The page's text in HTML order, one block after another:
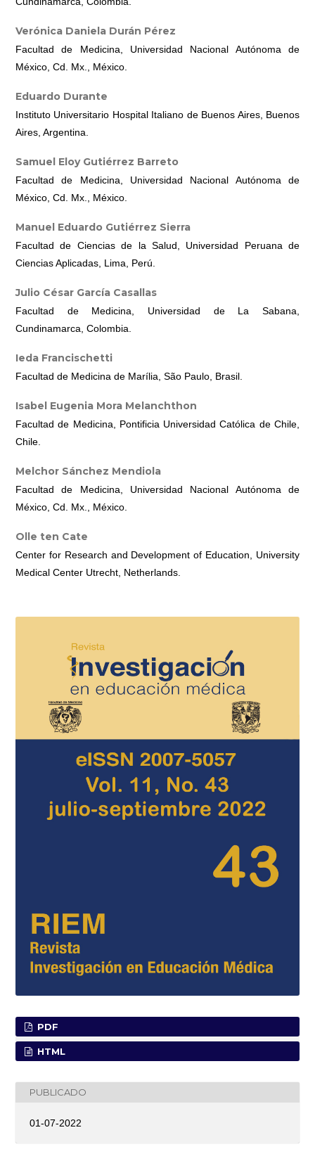
Verónica Daniela Durán Pérez
Facultad de Medicina, Universidad Nacional Autónoma de
México, Cd. Mx., México.
Eduardo Durante
Instituto Universitario Hospital Italiano de Buenos Aires, Buenos
Aires, Argentina.
Samuel Eloy Gutiérrez Barreto
Facultad de Medicina, Universidad Nacional Autónoma de
México, Cd. Mx., México.
Manuel Eduardo Gutiérrez Sierra
Facultad de Ciencias de la Salud, Universidad Peruana de
Ciencias Aplicadas, Lima, Perú.
Julio César García Casallas
Facultad de Medicina, Universidad de La Sabana,
Cundinamarca, Colombia.
Ieda Francischetti
Facultad de Medicina de Marília, São Paulo, Brasil.
Isabel Eugenia Mora Melanchthon
Facultad de Medicina, Pontificia Universidad Católica de Chile,
Chile.
Melchor Sánchez Mendiola
Facultad de Medicina, Universidad Nacional Autónoma de
México, Cd. Mx., México.
Olle ten Cate
Center for Research and Development of Education, University
Medical Center Utrecht, Netherlands.
PDF
HTML
PUBLICADO
01-07-2022